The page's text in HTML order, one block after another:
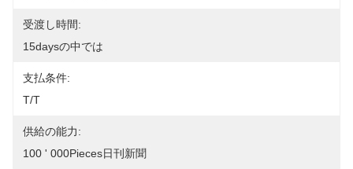
受渡し時間:
15daysの中では
支払条件:
T/T
供給の能力:
100 ' 000Pieces日刊新聞